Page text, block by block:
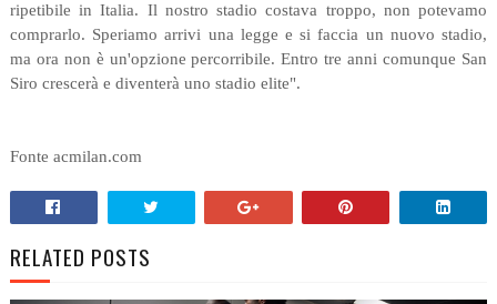
ripetibile in Italia. Il nostro stadio costava troppo, non potevamo
comprarlo. Speriamo arrivi una legge e si faccia un nuovo stadio,
ma ora non è un'opzione percorribile. Entro tre anni comunque San
Siro crescerà e diventerà uno stadio elite".
Fonte acmilan.com
RELATED POSTS